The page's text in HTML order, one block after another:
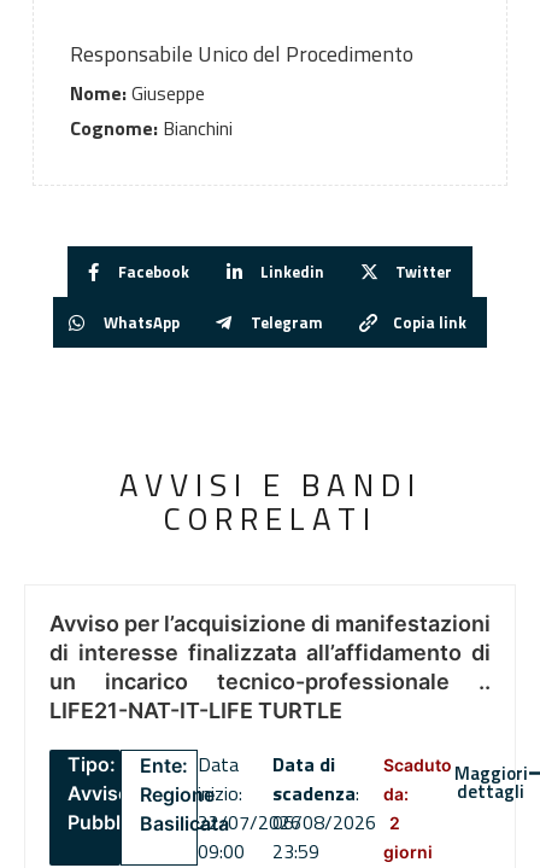
Responsabile Unico del Procedimento
Nome:Giuseppe
Cognome:Bianchini
Facebook Linkedin Twitter
WhatsApp Telegram Copia link
AVVISI E BANDI
CORRELATI
Avviso per l’acquisizione di manifestazioni
di interesse finalizzata all’affidamento di
un incarico tecnico-professionale ..
LIFE21-NAT-IT-LIFE TURTLE
Tipo:
Avviso
Pubblico
Ente:
Regione
Basilicata
Data
inizio:
22/07/2026
09:00
Data di
scadenza:
06/08/2026
23:59
Scaduto
da:
2
giorni
Maggiori
dettagli